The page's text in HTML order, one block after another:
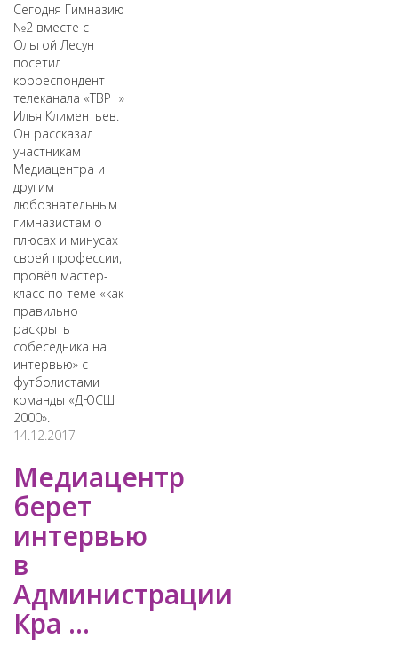
Сегодня Гимназию
№2 вместе с
Ольгой Лесун
посетил
корреспондент
телеканала «ТВР+»
Илья Климентьев.
Он рассказал
участникам
Медиацентра и
другим
любознательным
гимназистам о
плюсах и минусах
своей профессии,
провёл мастер-
класс по теме «как
правильно
раскрыть
собеседника на
интервью» с
футболистами
команды «ДЮСШ
2000».
14.12.2017
Медиацентр
берет
интервью
в
Администрации
Кра ...